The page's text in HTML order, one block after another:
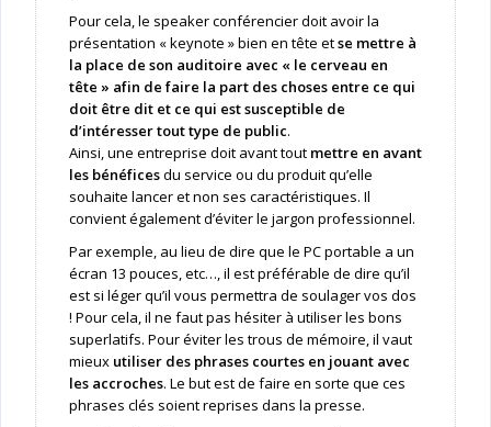
Pour cela, le speaker conférencier doit avoir la
présentation « keynote » bien en tête etse mettre à
la place de son auditoire avec « le cerveau en
tête » afin de faire la part des choses entre ce qui
doit être dit et ce qui est susceptible de
d’intéresser tout type de public.
Ainsi, une entreprise doit avant tout mettre en avant
les bénéficesdu service ou du produit qu’elle
souhaite lancer et non ses caractéristiques. Il
convient également d’éviter le jargon professionnel.
Par exemple, au lieu de dire que le PC portable a un
écran 13 pouces, etc…, il est préférable de dire qu’il
est si léger qu’il vous permettra de soulager vos dos
! Pour cela, il ne faut pas hésiter à utiliser les bons
superlatifs. Pour éviter les trous de mémoire, il vaut
mieux utiliser des phrases courtes en jouant avec
les accroches. Le but est de faire en sorte que ces
phrases clés soient reprises dans la presse.